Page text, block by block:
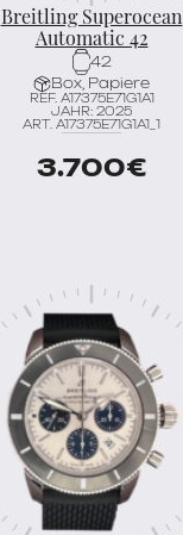
Breitling Superocean
Automatic 42
42
Box, Papiere
REF. A17375E71G1A1
JAHR: 2025
ART. A17375E71G1A1_1
3.700€